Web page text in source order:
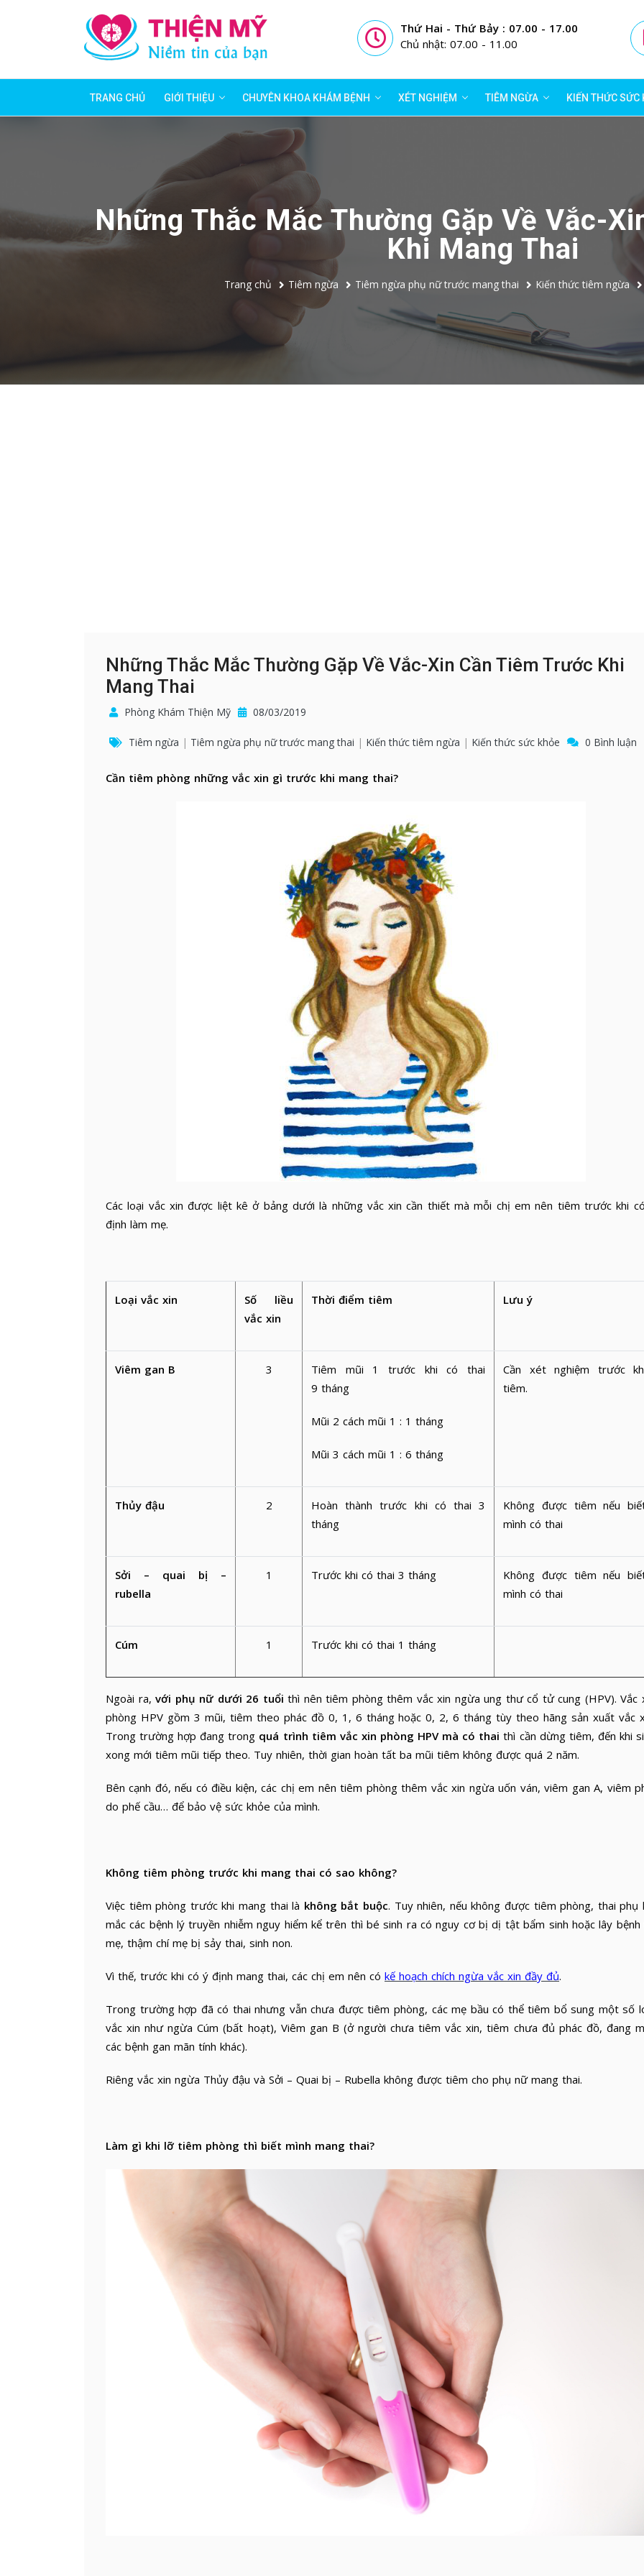
Thứ Hai - Thứ Bảy : 07.00 - 17.00
Chủ nhật: 07.00 - 11.00
TRANG CHỦ GIỚI THIỆU CHUYÊN KHOA KHÁM BỆNH XÉT NGHIỆM TIÊM NGỪA KIẾN THỨC SỨC
Những Thắc Mắc Thường Gặp Về Vắc-
Khi Mang Thai
Trang chủ Tiêm ngừa Tiêm ngừa phụ nữ trước mang thai Kiến thức tiêm ngừa
Những Thắc Mắc Thường Gặp Về Vắc-Xin Cần Tiêm Trước Khi
Mang Thai
Phòng Khám Thiện Mỹ 08/03/2019
Tiêm ngừa | Tiêm ngừa phụ nữ trước mang thai | Kiến thức tiêm ngừa | Kiến thức sức khỏe 0 Bình luận
Cần tiêm phòng những vắc xin gì trước khi mang thai?
Các loại vắc xin được liệt kê ở bảng dưới là những vắc xin cần thiết mà mỗi chị em nên tiêm trước khi
định làm mẹ.
Loại vắc xin
Số liều
vắc xin
Thời điểm tiêm Lưu ý
Viêm gan B 3
Tiêm mũi 1 trước khi có thai
9 tháng
Mũi 2 cách mũi 1 : 1 tháng
Mũi 3 cách mũi 1 : 6 tháng
Cần xét nghiệm trước
tiêm.
Thủy đậu 2
Hoàn thành trước khi có thai 3
tháng
Không được tiêm nếu
mình có thai
Sởi – quai bị –
rubella
1 Trước khi có thai 3 tháng
Không được tiêm nếu
mình có thai
Cúm 1 Trước khi có thai 1 tháng
Ngoài ra,với phụ nữ dưới 26 tuổi thì nên tiêm phòng thêm vắc xin ngừa ung thư cổ tử cung (HPV). Vắc
phòng HPV gồm 3 mũi, tiêm theo phác đồ 0, 1, 6 tháng hoặc 0, 2, 6 tháng tùy theo hãng sản xuất vắc
Trong trường hợp đang trong quá trình tiêm vắc xin phòng HPV mà có thai thì cần dừng tiêm, đến khi
xong mới tiêm mũi tiếp theo. Tuy nhiên, thời gian hoàn tất ba mũi tiêm không được quá 2 năm.
Bên cạnh đó, nếu có điều kiện, các chị em nên tiêm phòng thêm vắc xin ngừa uốn ván, viêm gan A, viêm
do phế cầu… để bảo vệ sức khỏe của mình.
Không tiêm phòng trước khi mang thai có sao không?
Việc tiêm phòng trước khi mang thai là không bắt buộc. Tuy nhiên, nếu không được tiêm phòng, thai phụ
mắc các bệnh lý truyền nhiễm nguy hiểm kể trên thì bé sinh ra có nguy cơ bị dị tật bẩm sinh hoặc lây
mẹ, thậm chí mẹ bị sảy thai, sinh non.
Vì thế, trước khi có ý định mang thai, các chị em nên có kế hoạch chích ngừa vắc xin đầy đủ.
Trong trường hợp đã có thai nhưng vẫn chưa được tiêm phòng, các mẹ bầu có thể tiêm bổ sung một số
vắc xin như ngừa Cúm (bất hoạt), Viêm gan B (ở người chưa tiêm vắc xin, tiêm chưa đủ phác đồ, đang
các bệnh gan mãn tính khác).
Riêng vắc xin ngừa Thủy đậu và Sởi – Quai bị – Rubella không được tiêm cho phụ nữ mang thai.
Làm gì khi lỡ tiêm phòng thì biết mình mang thai?